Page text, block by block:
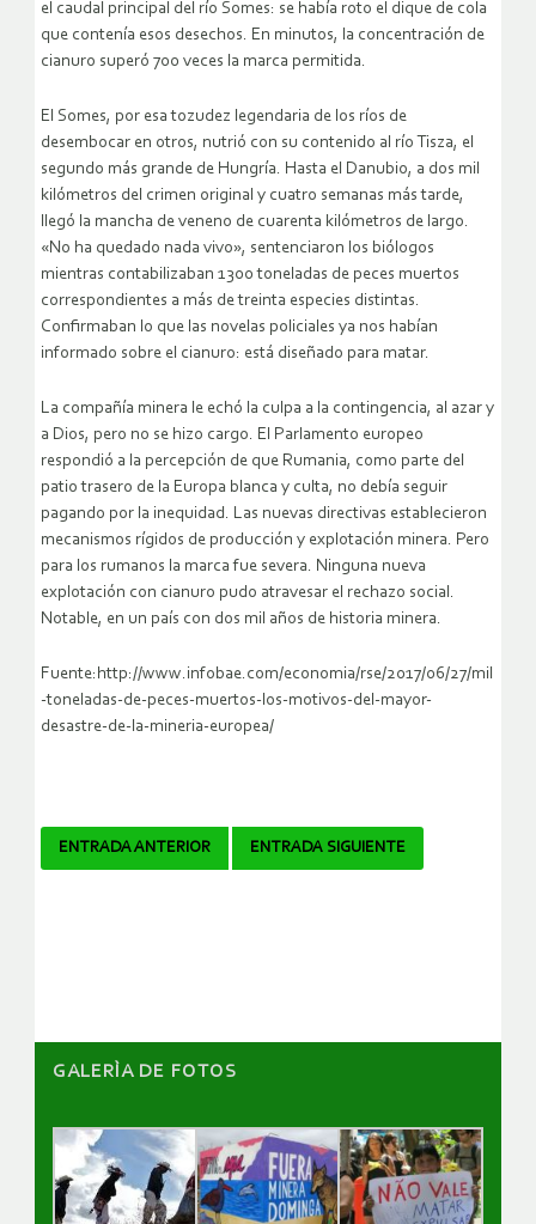
el caudal principal del río Somes: se había roto el dique de cola
que contenía esos desechos. En minutos, la concentración de
cianuro superó 700 veces la marca permitida.
El Somes, por esa tozudez legendaria de los ríos de
desembocar en otros, nutrió con su contenido al río Tisza, el
segundo más grande de Hungría. Hasta el Danubio, a dos mil
kilómetros del crimen original y cuatro semanas más tarde,
llegó la mancha de veneno de cuarenta kilómetros de largo.
«No ha quedado nada vivo», sentenciaron los biólogos
mientras contabilizaban 1300 toneladas de peces muertos
correspondientes a más de treinta especies distintas.
Confirmaban lo que las novelas policiales ya nos habían
informado sobre el cianuro: está diseñado para matar.
La compañía minera le echó la culpa a la contingencia, al azar y
a Dios, pero no se hizo cargo. El Parlamento europeo
respondió a la percepción de que Rumania, como parte del
patio trasero de la Europa blanca y culta, no debía seguir
pagando por la inequidad. Las nuevas directivas establecieron
mecanismos rígidos de producción y explotación minera. Pero
para los rumanos la marca fue severa. Ninguna nueva
explotación con cianuro pudo atravesar el rechazo social.
Notable, en un país con dos mil años de historia minera.
Fuente:http://www.infobae.com/economia/rse/2017/06/27/mil
-toneladas-de-peces-muertos-los-motivos-del-mayor-
desastre-de-la-mineria-europea/
Navegador
ENTRADA ANTERIOR ENTRADA SIGUIENTE
GALERÌA DE FOTOS